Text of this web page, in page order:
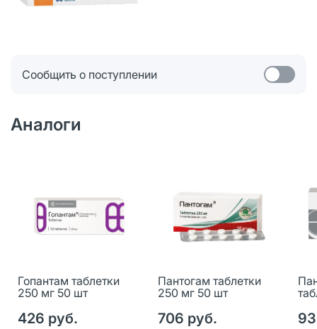
Сообщить о поступлении
Аналоги
Гопантам таблетки
250 мг 50 шт
426 руб.
Пантогам таблетки
250 мг 50 шт
706 руб.